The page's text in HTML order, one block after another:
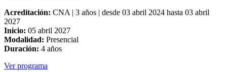
Acreditación: CNA | 3 años | desde 03 abril 2024 hasta 03 abril
2027
Inicio: 05 abril 2027
Modalidad: Presencial
Duración: 4 años
Ver programa